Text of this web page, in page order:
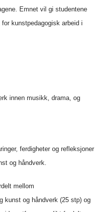
Emnet vil gi studentene
kunstpedagogisk arbeid i
innen musikk, drama, og
ferdigheter og refleksjoner
og håndverk.
mellom
kunst og håndverk (25 stp) og